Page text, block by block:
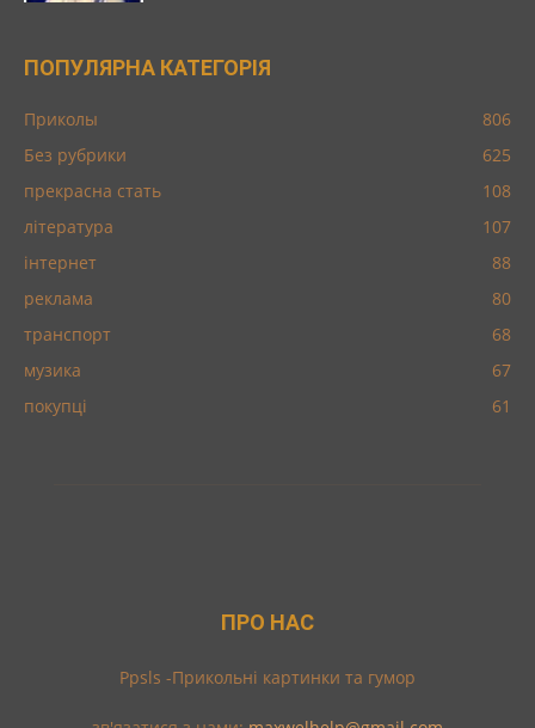
ПОПУЛЯРНА КАТЕГОРІЯ
Приколы
806
Без рубрики
625
прекрасна стать
108
література
107
інтернет
88
реклама
80
транспорт
68
музика
67
покупці
61
ПРО НАС
Ppsls -Прикольні картинки та гумор